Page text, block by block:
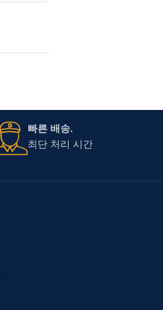
빠른 배송.
최단 처리 시간